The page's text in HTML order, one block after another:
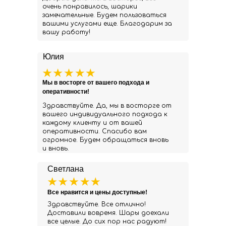
Юлия
Здравствуйте. Да, мы в восторге от
вашего индивидуального подхода к
каждому клиенту и от вашей
оперативности. Спасибо вам
огромное. Будем обращаться вновь
и вновь.
Мы в восторге от вашего подхода и
оперативности!
Светлана
Здравствуйте. Все отлично!
Доставили вовремя. Шары доехали
все целые. До сих пор нас радуют!
Все нравится и цены доступные!
очень понравилось, шарики
замечательные. Будем пользоваться
вашими услугами еще. Благодарим за
вашу работу!